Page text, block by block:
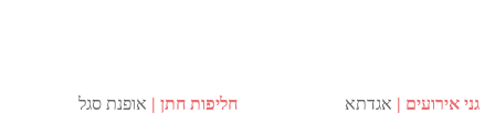
גני אירועים אגדתא חליפות חתן אופנת סגל